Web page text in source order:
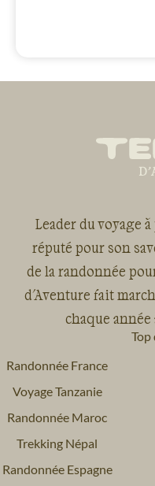
reviens éblouie et
Leader du voyage
réputé pour son
de la randonnée
d'Aventure fait
chaque année
Randonnée France
Voyage Tanzanie
Randonnée Maroc
Trekking Népal
Randonnée Espagne